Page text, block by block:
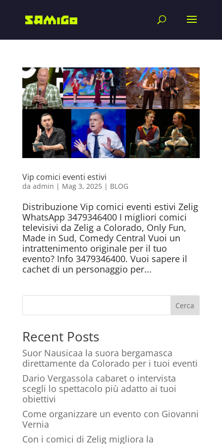
Vip comici eventi estivi
da admin | Mag 3, 2025| BLOG
Distribuzione Vip comici eventi estivi Zelig
WhatsApp 3479346400 I migliori comici
televisivi da Zelig a Colorado, Only Fun,
Made in Sud, Comedy Central Vuoi un
intrattenimento originale per il tuo
evento? Info 3479346400. Vuoi sapere il
cachet di un personaggio per...
Cerca
Recent Posts
Suor Nausicaa la suora bergamasca
direttamente da Colorado per i tuoi eventi
Dario Vergassola cabaret o intervista
scegli lo spettacolo più adatto ai tuoi
obiettivi
Come organizzare un evento con Giovanni
Vernia
Con i comici di Zelig migliora la